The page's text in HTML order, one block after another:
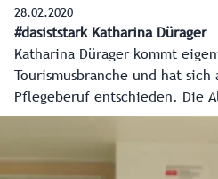
28.02.2020
#dasiststark Katharina Dürager
Katharina Dürager kommt
Tourismusbranche und hat
Pflegeberuf entschieden. Die
nach ihrer Ausbildung in
Schwarzenberg Klinikum in
spannende Einblicke in ihren